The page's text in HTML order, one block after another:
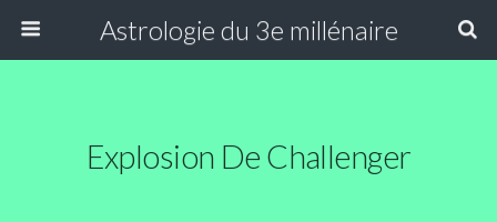
Astrologie du 3e millénaire
Explosion De Challenger